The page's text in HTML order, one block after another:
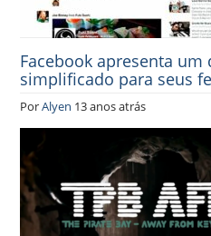
Facebook apresenta um
simplificado para seus
PorAlyen 13 anos atrás